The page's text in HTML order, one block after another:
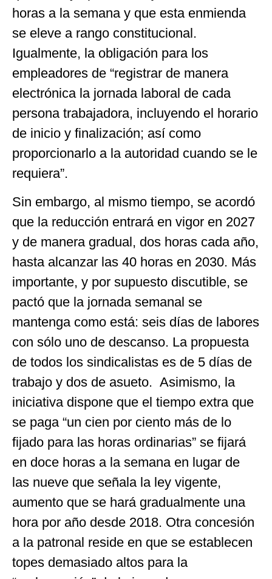
horas a la semana y que esta enmienda
se eleve a rango constitucional.
Igualmente, la obligación para los
empleadores de “registrar de manera
electrónica la jornada laboral de cada
persona trabajadora, incluyendo el horario
de inicio y finalización; así como
proporcionarlo a la autoridad cuando se le
requiera”.
Sin embargo, al mismo tiempo, se acordó
que la reducción entrará en vigor en 2027
y de manera gradual, dos horas cada año,
hasta alcanzar las 40 horas en 2030. Más
importante, y por supuesto discutible, se
pactó que la jornada semanal se
mantenga como está: seis días de labores
con sólo uno de descanso. La propuesta
de todos los sindicalistas es de 5 días de
trabajo y dos de asueto. Asimismo, la
iniciativa dispone que el tiempo extra que
se paga “un cien por ciento más de lo
fijado para las horas ordinarias” se fijará
en doce horas a la semana en lugar de
las nueve que señala la ley vigente,
aumento que se hará gradualmente una
hora por año desde 2018. Otra concesión
a la patronal reside en que se establecen
topes demasiado altos para la